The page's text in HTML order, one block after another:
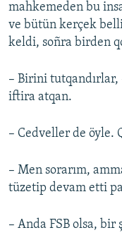
mahkemeden bu
ve bütün kerçek
keldi, soñra birden
– Birini tutqandırlar,
iftira atqan.
– Cedveller de öyle.
– Men sorarım,
tüzetip devam etti
– Anda FSB olsa, bir